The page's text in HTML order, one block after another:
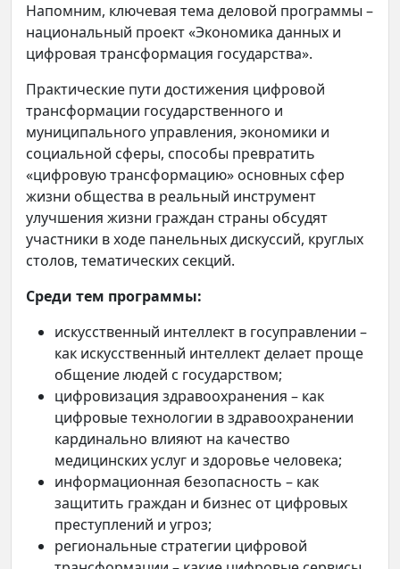
Напомним, ключевая тема деловой программы –
национальный проект «Экономика данных и
цифровая трансформация государства».
Практические пути достижения цифровой
трансформации государственного и
муниципального управления, экономики и
социальной сферы, способы превратить
«цифровую трансформацию» основных сфер
жизни общества в реальный инструмент
улучшения жизни граждан страны обсудят
участники в ходе панельных дискуссий, круглых
столов, тематических секций.
Среди тем программы:
искусственный интеллект в госуправлении –
как искусственный интеллект делает проще
общение людей с государством;
цифровизация здравоохранения – как
цифровые технологии в здравоохранении
кардинально влияют на качество
медицинских услуг и здоровье человека;
информационная безопасность – как
защитить граждан и бизнес от цифровых
преступлений и угроз;
региональные стратегии цифровой